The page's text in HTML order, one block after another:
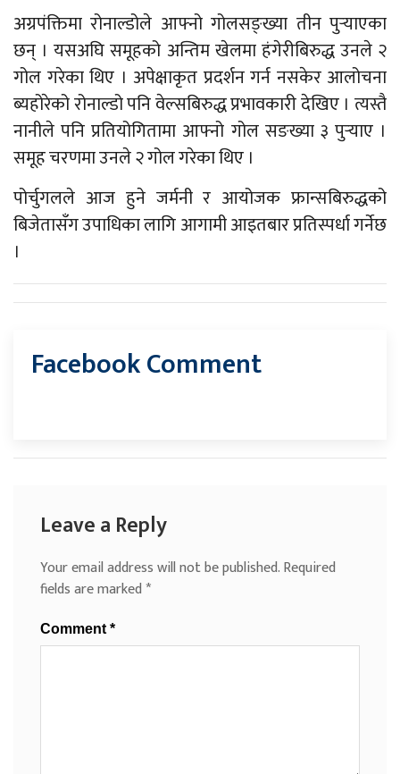
अग्रपंक्तिमा रोनाल्डोले आफ्नो गोलसङ्ख्या तीन पुर्‍याएका
छन् । यसअघि समूहको अन्तिम खेलमा हंगेरीबिरुद्ध उनले २
गोल गरेका थिए । अपेक्षाकृत प्रदर्शन गर्न नसकेर आलोचना
ब्यहोरेको रोनाल्डो पनि वेल्सबिरुद्ध प्रभावकारी देखिए । त्यस्तै
नानीले पनि प्रतियोगितामा आफ्नो गोल सङख्या ३ पुर्‍याए ।
समूह चरणमा उनले २ गोल गरेका थिए ।
पोर्चुगलले आज हुने जर्मनी र आयोजक फ्रान्सबिरुद्धको
बिजेतासँग उपाधिका लागि आगामी आइतबार प्रतिस्पर्धा गर्नेछ
।
Facebook Comment
Leave a Reply
Your email address will not be published.Required
fields are marked*
Comment *